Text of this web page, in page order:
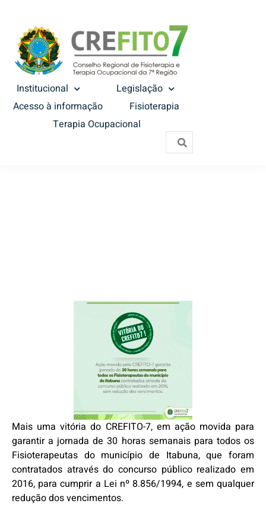
Institucional
Legislação
Acesso à informação
Fisioterapia
Terapia Ocupacional
Mais uma vitória do CREFITO-7, em ação movida para
garantir a jornada de 30 horas semanais para todos os
Fisioterapeutas do município de Itabuna, que foram
contratados através do concurso público realizado em
2016, para cumprir a Lei nº 8.856/1994, e sem qualquer
redução dos vencimentos.